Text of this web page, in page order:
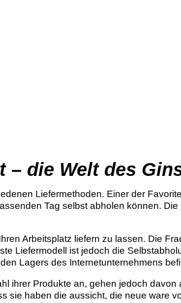
– die Welt des
Liefermethoden. Einer der
Tag selbst abholen können. Die
Arbeitsplatz liefern zu lassen. Die
Liefermodell ist jedoch die
Lagers des Internetunternehmens
ihrer Produkte an, gehen jedoch davon
sie haben die aussicht, die neue ware